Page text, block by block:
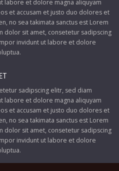
labore et dolore magna aliquyam
et accusam et justo duo dolores et
no sea takimata sanctus est Lorem
dolor sit amet, consetetur sadipscing
invidunt ut labore et dolore
sadipscing elitr, sed diam
labore et dolore magna aliquyam
et accusam et justo duo dolores et
no sea takimata sanctus est Lorem
dolor sit amet, consetetur sadipscing
invidunt ut labore et dolore